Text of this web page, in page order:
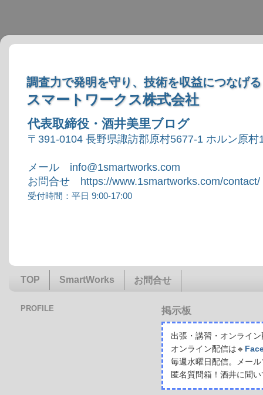
調査力で発明を守り、技術を収益につなげる
スマートワークス株式会社
代表取締役・酒井美里ブログ
〒391-0104 長野県諏訪郡原村5677-1 ホルン原村
メール info@1smartworks.com
お問合せ https://www.1smartworks.com/contact/
受付時間：平日 9:00-17:00
TOP SmartWorks お問合せ
掲示板
出張・講習・オンライ
オンライン配信は🔹
毎週水曜日配信。メー
匿名質問箱！酒井に聞
PROFILE